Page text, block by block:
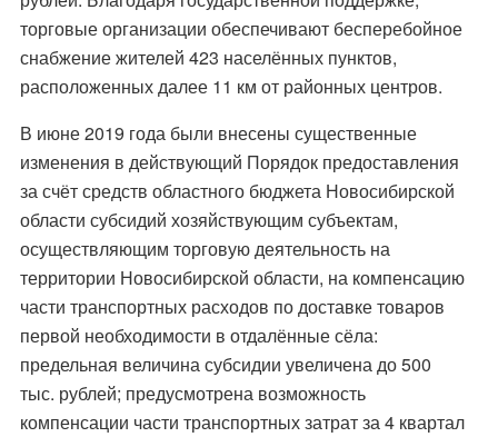
торговые организации обеспечивают бесперебойное
снабжение жителей 423 населённых пунктов,
расположенных далее 11 км от районных центров.
В июне 2019 года были внесены существенные
изменения в действующий Порядок предоставления
за счёт средств областного бюджета Новосибирской
области субсидий хозяйствующим субъектам,
осуществляющим торговую деятельность на
территории Новосибирской области, на компенсацию
части транспортных расходов по доставке товаров
первой необходимости в отдалённые сёла:
предельная величина субсидии увеличена до 500
тыс. рублей; предусмотрена возможность
компенсации части транспортных затрат за 4 квартал